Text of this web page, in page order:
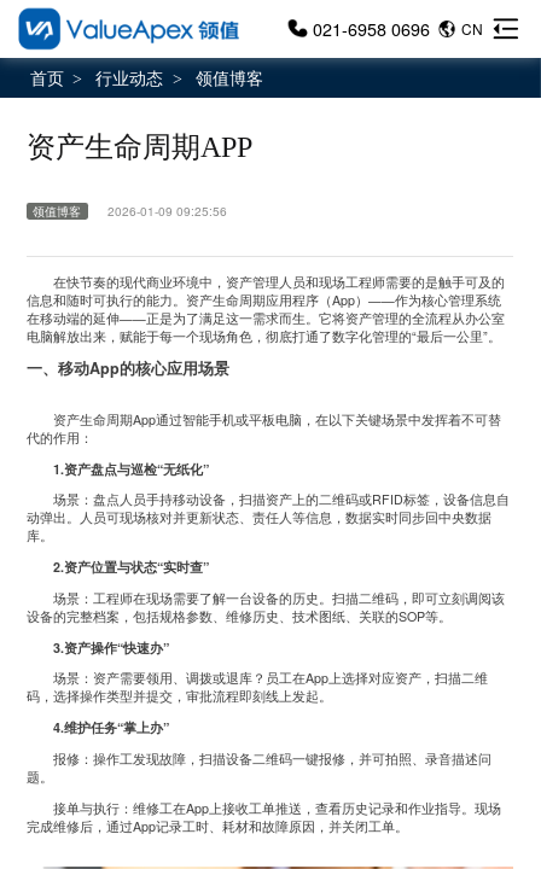
021-6958 0696 CN
首页 > 行业动态 > 领值博客
资产生命周期APP
领值博客 2026-01-09 09:25:56
在快节奏的现代商业环境中，资产管理人员和现场工程师需要的是触手可及的
信息和随时可执行的能力。资产生命周期应用程序（App）——作为核心管理系统
在移动端的延伸——正是为了满足这一需求而生。它将资产管理的全流程从办公室
电脑解放出来，赋能于每一个现场角色，彻底打通了数字化管理的“最后一公里”。
一、移动App的核心应用场景
资产生命周期App通过智能手机或平板电脑，在以下关键场景中发挥着不可替
代的作用：
1.资产盘点与巡检“无纸化”
场景：盘点人员手持移动设备，扫描资产上的二维码或RFID标签，设备信息自
动弹出。人员可现场核对并更新状态、责任人等信息，数据实时同步回中央数据
库。
2.资产位置与状态“实时查”
场景：工程师在现场需要了解一台设备的历史。扫描二维码，即可立刻调阅该
设备的完整档案，包括规格参数、维修历史、技术图纸、关联的SOP等。
3.资产操作“快速办”
场景：资产需要领用、调拨或退库？员工在App上选择对应资产，扫描二维
码，选择操作类型并提交，审批流程即刻线上发起。
4.维护任务“掌上办”
报修：操作工发现故障，扫描设备二维码一键报修，并可拍照、录音描述问
题。
接单与执行：维修工在App上接收工单推送，查看历史记录和作业指导。现场
完成维修后，通过App记录工时、耗材和故障原因，并关闭工单。